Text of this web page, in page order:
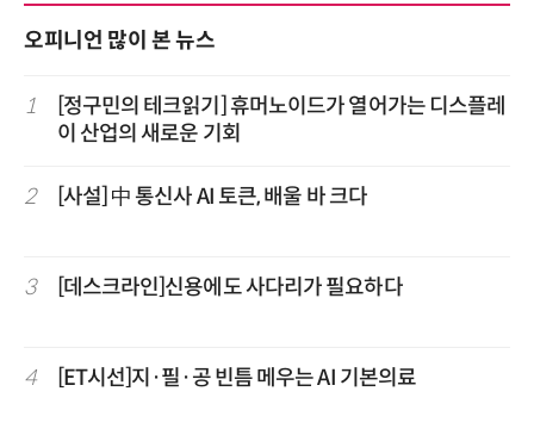
오피니언 많이 본 뉴스
1
[정구민의 테크읽기] 휴머노이드가 열어가는 디스플레
이 산업의 새로운 기회
2 [사설] 中 통신사 AI 토큰, 배울 바 크다
3 [데스크라인]신용에도 사다리가 필요하다
4 [ET시선]지·필·공 빈틈 메우는 AI 기본의료